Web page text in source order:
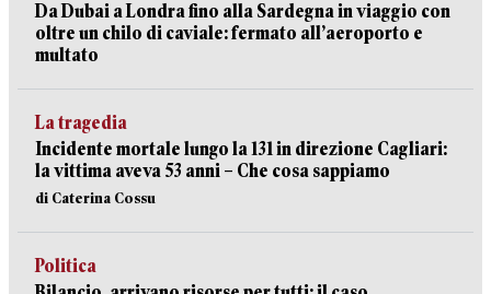
Da Dubai a Londra fino alla Sardegna in viaggio con
oltre un chilo di caviale: fermato all’aeroporto e
multato
La tragedia
Incidente mortale lungo la 131 in direzione Cagliari:
la vittima aveva 53 anni – Che cosa sappiamo
di Caterina Cossu
Politica